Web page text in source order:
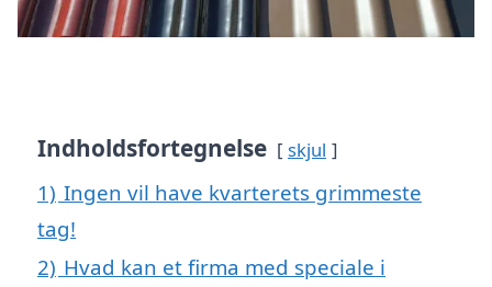
Indholdsfortegnelse skjul
1) Ingen vil have kvarterets grimmeste
tag!
2) Hvad kan et firma med speciale i